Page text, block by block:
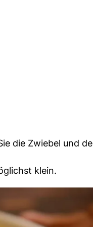
die Zwiebel und
klein.